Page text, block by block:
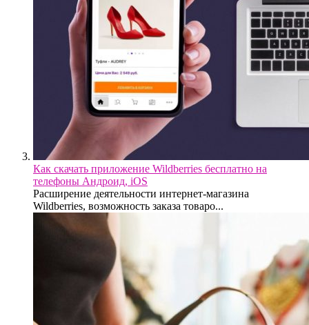
Как скачать приложение Wildberries бесплатно на
телефоны Андроид, iOS
Расширение деятельности интернет-магазина
Wildberries, возможность заказа товаро...